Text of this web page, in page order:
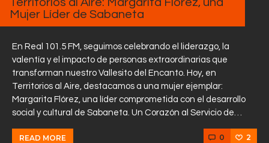
Mujer Líder de Sabaneta
En Real 101.5 FM, seguimos celebrando el liderazgo, la
valentía y el impacto de personas extraordinarias que
transforman nuestro Vallesito del Encanto. Hoy, en
Territorios al Aire, destacamos a una mujer ejemplar:
Margarita Flórez, una líder comprometida con el desarrollo
social y cultural de Sabaneta. Un Corazón al Servicio de…
READ MORE 0 2